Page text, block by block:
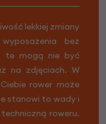
lekkiej zmiany
bez
te mogą nie być
na zdjęciach. W
rower może
stanowi to wady i
roweru.